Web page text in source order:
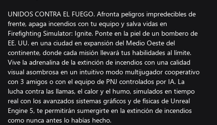
UNIDOS CONTRA EL FUEGO. Afronta peligros impredecibles de
frente, apaga incendios con tu equipo y salva vidas en
Firefighting Simulator: Ignite. Ponte en la piel de un bombero de
EE. UU. en una ciudad en expansión del Medio Oeste del
continente, donde cada misión llevará tus habilidades al límite.
Vive la adrenalina de la extinción de incendios con una calidad
visual asombrosa en un intuitivo modo multijugador cooperativo
con 3 amigos o con el equipo de PNJ controlados por IA. La
lucha contra las llamas, el calor y el humo, simulados en tiempo
real con los avanzados sistemas gráficos y de físicas de Unreal
Engine 5, te permitirán sumergirte en la extinción de incendios
como nunca antes lo habías hecho.